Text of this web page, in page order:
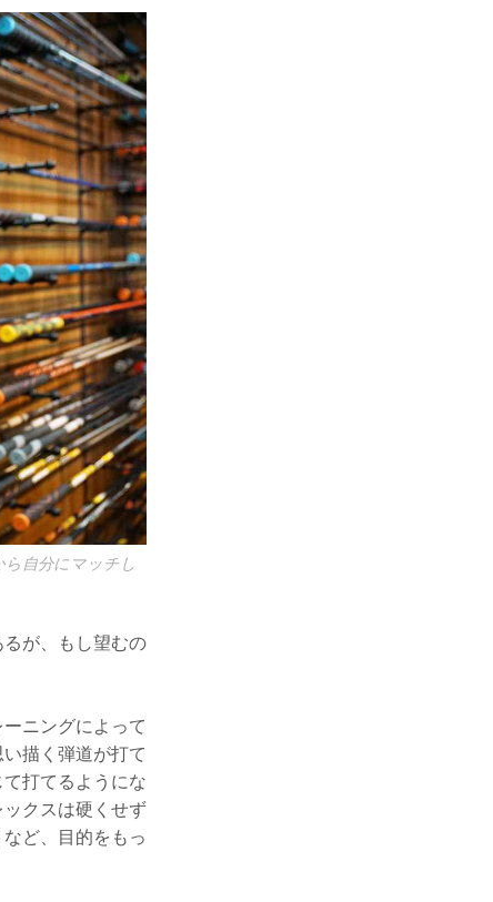
自分にマッチし
が、もし望むの
ニングによって
描く弾道が打て
打てるようにな
クスは硬くせず
ど、目的をもっ